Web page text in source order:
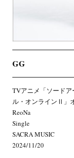
GG
TVアニメ「ソード
ル・オンラインⅡ」
ReoNa
Single
SACRA MUSIC
2024/11/20